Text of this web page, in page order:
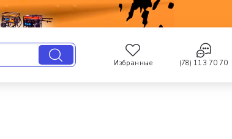
Избранные (78) 113 70 70